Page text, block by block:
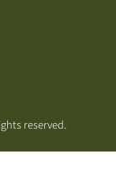
reserved.